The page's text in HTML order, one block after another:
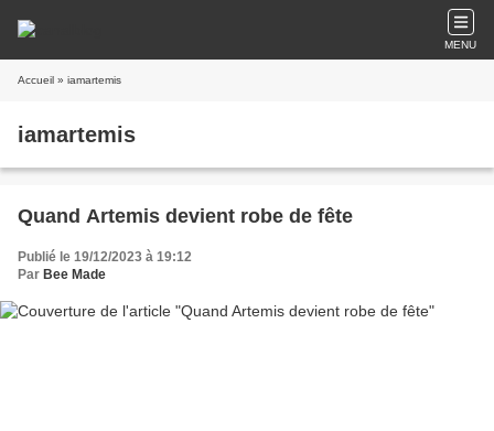
MENU
Accueil » iamartemis
iamartemis
Quand Artemis devient robe de fête
Publié le 19/12/2023 à 19:12
Par Bee Made